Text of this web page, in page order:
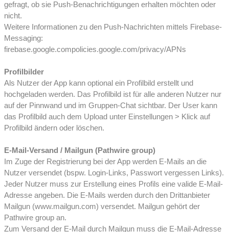
gefragt, ob sie Push-Benachrichtigungen erhalten möchten oder
nicht.
Weitere Informationen zu den Push-Nachrichten mittels Firebase-
Messaging:
firebase.google.compolicies.google.com/privacy/APNs
Profilbilder
Als Nutzer der App kann optional ein Profilbild erstellt und
hochgeladen werden. Das Profilbild ist für alle anderen Nutzer nur
auf der Pinnwand und im Gruppen-Chat sichtbar. Der User kann
das Profilbild auch dem Upload unter Einstellungen > Klick auf
Profilbild ändern oder löschen.
E-Mail-Versand / Mailgun (Pathwire group)
Im Zuge der Registrierung bei der App werden E-Mails an die
Nutzer versendet (bspw. Login-Links, Passwort vergessen Links).
Jeder Nutzer muss zur Erstellung eines Profils eine valide E-Mail-
Adresse angeben. Die E-Mails werden durch den Drittanbieter
Mailgun (www.mailgun.com) versendet. Mailgun gehört der
Pathwire group an.
Zum Versand der E-Mail durch Mailgun muss die E-Mail-Adresse